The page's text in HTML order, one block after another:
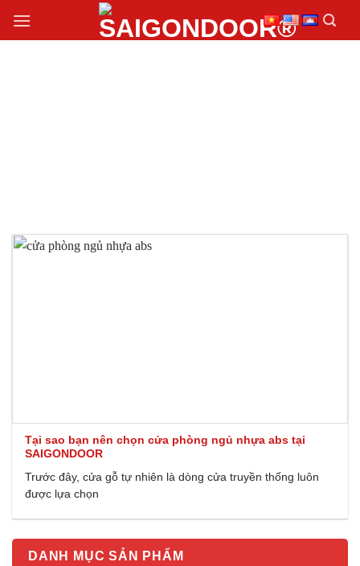
đến
Tại sao bạn nên chọn cửa phòng ngủ nhựa abs tại
SAIGONDOOR
Trước đây, cửa gỗ tự nhiên là dòng cửa truyền thống luôn
được lựa chọn
DANH MỤC SẢN PHẨM